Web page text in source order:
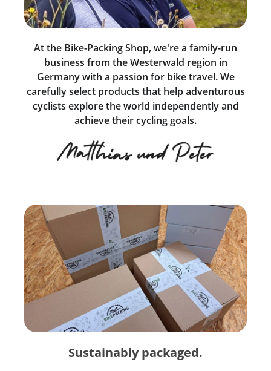
At the Bike-Packing Shop, we're a family-run
business from the Westerwald region in
Germany with a passion for bike travel. We
carefully select products that help adventurous
cyclists explore the world independently and
achieve their cycling goals.
Sustainably packaged.